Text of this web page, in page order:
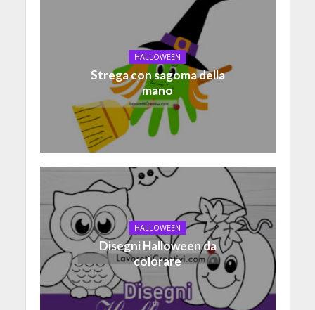
HALLOWEEN
Strega con sagoma della
mano
HALLOWEEN
Disegni Halloween da
colorare